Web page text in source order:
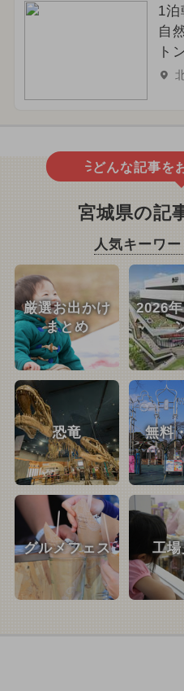
1泊
自
ト
どんな記事を
宮城県の記
人気キーワ
厳選お出かけ
まとめ
2026
恐竜 無料
グルメフェス 工